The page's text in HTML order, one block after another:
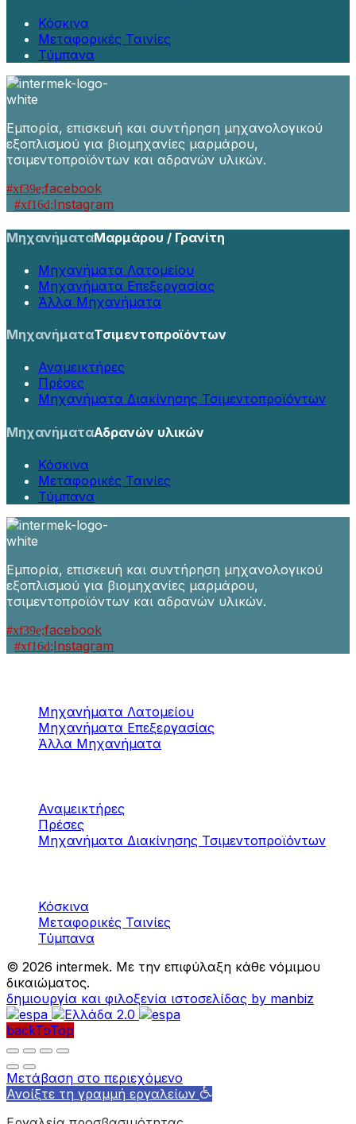
Κόσκινα
Μεταφορικές Ταινίες
Τύμπανα
Εμπορία, επισκευή και συντήρηση μηχανολογικού
εξοπλισμού για βιομηχανίες μαρμάρου,
τσιμεντοπροϊόντων και αδρανών υλικών.
facebook
Instagram
ΜηχανήματαΜαρμάρου / Γρανίτη
Μηχανήματα Λατομείου
Μηχανήματα Επεξεργασίας
Άλλα Μηχανήματα
ΜηχανήματαΤσιμεντοπροϊόντων
Αναμεικτήρες
Πρέσες
Μηχανήματα Διακίνησης Τσιμεντοπροϊόντων
ΜηχανήματαΑδρανών υλικών
Κόσκινα
Μεταφορικές Ταινίες
Τύμπανα
Εμπορία, επισκευή και συντήρηση μηχανολογικού
εξοπλισμού για βιομηχανίες μαρμάρου,
τσιμεντοπροϊόντων και αδρανών υλικών.
facebook
Instagram
Μηχανήματα Λατομείου
Μηχανήματα Επεξεργασίας
Άλλα Μηχανήματα
Αναμεικτήρες
Πρέσες
Μηχανήματα Διακίνησης Τσιμεντοπροϊόντων
Κόσκινα
Μεταφορικές Ταινίες
Τύμπανα
© 2026 intermek. Με την επιφύλαξη κάθε νόμιμου
δικαιώματος.
δημιουργία και φιλοξενία ιστοσελίδας by manbiz
backToTop
Μετάβαση στο περιεχόμενο
Ανοίξτε τη γραμμή εργαλείων